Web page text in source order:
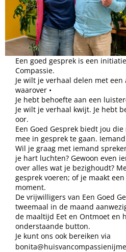
Een goed gesprek is een
Compassie.
Je wilt je verhaal delen met
waarover •
Je hebt behoefte aan een
Je wilt je verhaal kwijt. Je hebt
oor.
Een Goed Gesprek biedt jou
mee in gesprek te gaan.
Wil je graag met iemand
je hart luchten? Gewoon even
over alles wat je bezighoudt?
gesprek voeren; of je maakt
moment.
De vrijwilligers van Een Goed
tweemaal in de maand
de maaltijd Eet en Ontmoet en
onderstaande button.
Je kunt ons ook bereiken via